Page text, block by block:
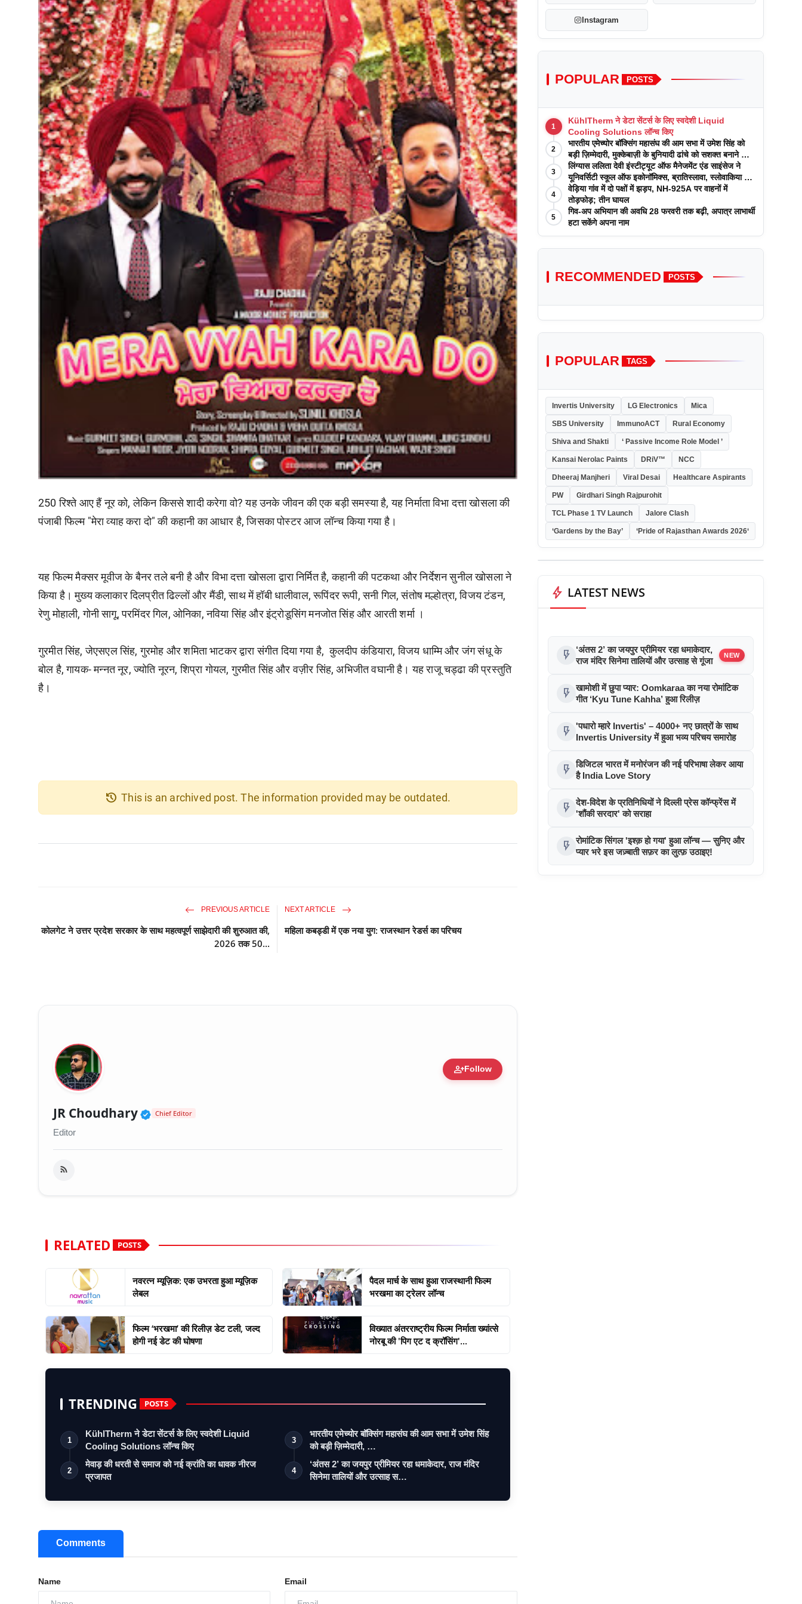
250 रिश्ते आए हैं नूर को, लेकिन किससे शादी करेगा वो? यह उनके जीवन की एक बड़ी समस्या है, यह निर्माता विभा दत्ता खोसला की
पंजाबी फिल्म "मेरा व्याह करा दो" की कहानी का आधार है, जिसका पोस्टर आज लॉन्च किया गया है।
यह फिल्म मैक्सर मूवीज के बैनर तले बनी है और विभा दत्ता खोसला द्वारा निर्मित है, कहानी की पटकथा और निर्देशन सुनील खोसला ने
किया है। मुख्य कलाकार दिलप्रीत ढिल्लों और मैंडी, साथ में हॉबी धालीवाल, रूपिंदर रूपी, सनी गिल, संतोष मल्होत्रा, विजय टंडन,
रेणु मोहाली, गोनी सागू, परमिंदर गिल, ओनिका, नविया सिंह और इंट्रोडूसिंग मनजोत सिंह और आरती शर्मा ।
गुरमीत सिंह, जेएसएल सिंह, गुरमोह और शमिता भाटकर द्वारा संगीत दिया गया है, कुलदीप कंडियारा, विजय धाम्मि और जंग संधू के
बोल है, गायक- मन्नत नूर, ज्योति नूरन, शिप्रा गोयल, गुरमीत सिंह और वज़ीर सिंह, अभिजीत वघानी है। यह राजू चड्ढा की प्रस्तुति
है।
history This is an archived post. The information provided may be outdated.
PREVIOUS ARTICLE
कोलगेट ने उत्तर प्रदेश सरकार के साथ महत्वपूर्ण साझेदारी की शुरुआत की,
2026 तक 50...
NEXT ARTICLE
महिला कबड्डी में एक नया युग: राजस्थान रेडर्स का परिचय
person_addFollow
JR Choudhary Verified Public Figure • 30 Mar, 2026
Chief Editor
Editor
RELATED POSTS
नवरत्न म्यूज़िक: एक उभरता हुआ म्यूज़िक
लेबल
पैदल मार्च के साथ हुआ राजस्थानी फिल्म
भरखमा का ट्रेलर लॉन्च
फिल्म ‘भरखमा’ की रिलीज़ डेट टली, जल्द
होगी नई डेट की घोषणा
विख्यात अंतरराष्ट्रीय फिल्म निर्माता ख्यांत्से
नोरबू की 'पिग एट द क्रॉसिंग'...
TRENDING POSTS
1
KühlTherm ने डेटा सेंटर्स के लिए स्वदेशी Liquid
Cooling Solutions लॉन्च किए
2
मेवाड़ की धरती से समाज को नई क्रांति का धावक नीरज
प्रजापत
3
भारतीय एमेच्योर बॉक्सिंग महासंघ की आम सभा में उमेश सिंह
को बड़ी ज़िम्मेदारी, …
4
‘अंतस 2’ का जयपुर प्रीमियर रहा धमाकेदार, राज मंदिर
सिनेमा तालियों और उत्साह स…
Comments
Name Email
Instagram
POPULAR POSTS
1
KühlTherm ने डेटा सेंटर्स के लिए स्वदेशी Liquid
Cooling Solutions लॉन्च किए
2
भारतीय एमेच्योर बॉक्सिंग महासंघ की आम सभा में उमेश सिंह को
बड़ी ज़िम्मेदारी, मुक्केबाज़ी के बुनियादी ढांचे को सशक्त बनाने का
वादा
3
लिंग्यास ललिता देवी इंस्टीट्यूट ऑफ मैनेजमेंट एंड साइंसेज ने
यूनिवर्सिटी स्कूल ऑफ इकोनॉमिक्स, ब्रातिस्लावा, स्लोवाकिया के
साथ अकादमिक पत्रिकाओं में प्रकाशन रणनीतियों पर एक
दिवसीय कार्यशाला का आयोजन किया
4
वेड़िया गांव में दो पक्षों में झड़प, NH-925A पर वाहनों में
तोड़फोड़; तीन घायल
5
गिव-अप अभियान की अवधि 28 फरवरी तक बढ़ी, अपात्र लाभार्थी
हटा सकेंगे अपना नाम
RECOMMENDED POSTS
POPULAR TAGS
Invertis University LG Electronics Mica
SBS University ImmunoACT Rural Economy
Shiva and Shakti ‘ Passive Income Role Model ’
Kansai Nerolac Paints DRiV™ NCC
Dheeraj Manjheri Viral Desai Healthcare Aspirants
PW Girdhari Singh Rajpurohit
TCL Phase 1 TV Launch Jalore Clash
‘Gardens by the Bay’ ‘Pride of Rajasthan Awards 2026‘
bolt LATEST NEWS
flash_on
‘अंतस 2’ का जयपुर प्रीमियर रहा धमाकेदार,
राज मंदिर सिनेमा तालियों और उत्साह से गूंजा
NEW
flash_on खामोशी में छुपा प्यार: Oomkaraa का नया रोमांटिक
गीत ‘Kyu Tune Kahha’ हुआ रिलीज़
flash_on 'पधारो म्हारे Invertis' – 4000+ नए छात्रों के साथ
Invertis University में हुआ भव्य परिचय समारोह
flash_on डिजिटल भारत में मनोरंजन की नई परिभाषा लेकर आया
है India Love Story
flash_on देश-विदेश के प्रतिनिधियों ने दिल्ली प्रेस कॉन्फ्रेंस में
'शौंकी सरदार' को सराहा
flash_on रोमांटिक सिंगल 'इश्क़ हो गया' हुआ लॉन्च — सुनिए और
प्यार भरे इस जज़्बाती सफ़र का लुत्फ़ उठाइए!